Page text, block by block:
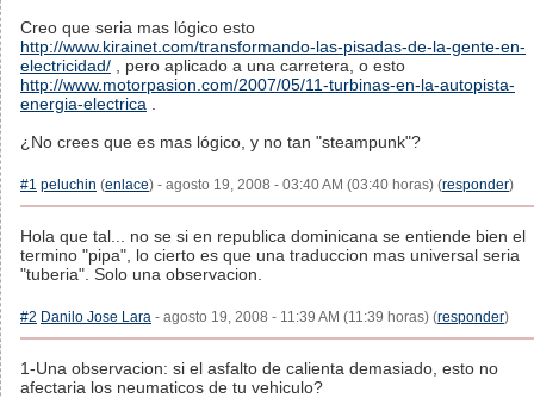
Creo que seria mas lógico esto
http://www.kirainet.com/transformando-las-pisadas-de-la-gente-en-
electricidad/ , pero aplicado a una carretera, o esto
http://www.motorpasion.com/2007/05/11-turbinas-en-la-autopista-
energia-electrica
¿No crees que es mas lógico, y no tan "steampunk"?
#1 peluchin (enlace) - agosto 19, 2008 - 03:40 AM (03:40 horas) (responder)
Hola que tal... no se si en republica dominicana se entiende bien el
termino "pipa", lo cierto es que una traduccion mas universal seria
"tuberia". Solo una observacion.
#2 Danilo Jose Lara - agosto 19, 2008 - 11:39 AM (11:39 horas) (responder)
1-Una observacion: si el asfalto de calienta demasiado, esto no
afectaria los neumaticos de tu vehiculo?